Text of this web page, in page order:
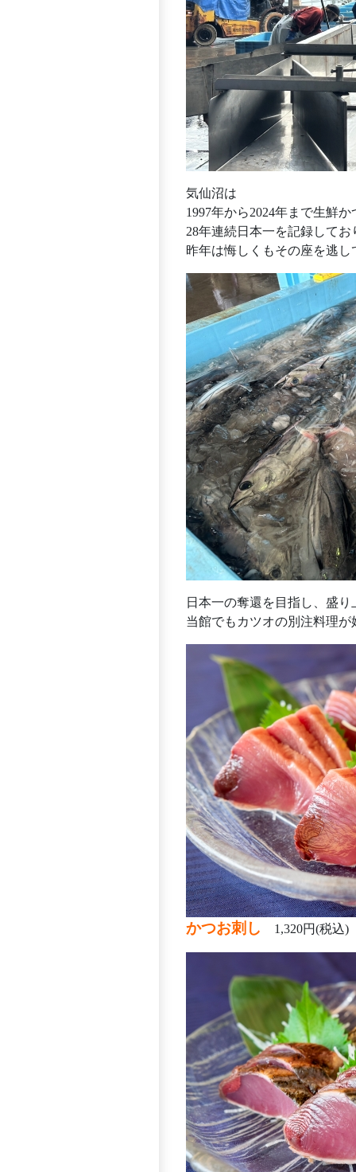
気仙沼は
1997年から2024年まで生鮮
28年連続日本一を記録してお
昨年は悔しくもその座を逃し
日本一の奪還を目指し、盛り
当館でもカツオの別注料理が
かつお刺し 1,320円(税込)